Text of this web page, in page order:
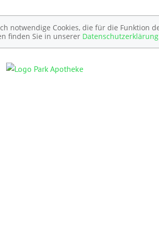
notwendige Cookies, die für die Funktion
finden Sie in unserer Datenschutzerklärung